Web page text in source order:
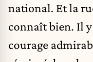
national. Et la
connaît bien. Il
courage